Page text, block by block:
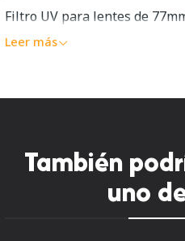
Filtro UV para lentes de
Leer más
También
uno